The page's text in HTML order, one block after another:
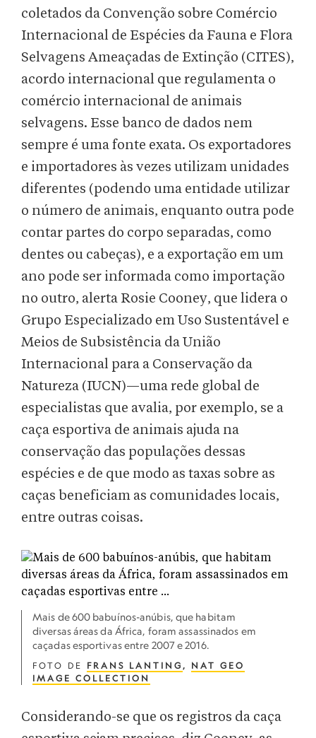
coletados da Convenção sobre Comércio
Internacional de Espécies da Fauna e Flora
Selvagens Ameaçadas de Extinção (CITES),
acordo internacional que regulamenta o
comércio internacional de animais
selvagens. Esse banco de dados nem
sempre é uma fonte exata. Os exportadores
e importadores às vezes utilizam unidades
diferentes (podendo uma entidade utilizar
o número de animais, enquanto outra pode
contar partes do corpo separadas, como
dentes ou cabeças), e a exportação em um
ano pode ser informada como importação
no outro, alerta Rosie Cooney, que lidera o
Grupo Especializado em Uso Sustentável e
Meios de Subsistência da União
Internacional para a Conservação da
Natureza (IUCN)—uma rede global de
especialistas que avalia, por exemplo, se a
caça esportiva de animais ajuda na
conservação das populações dessas
espécies e de que modo as taxas sobre as
caças beneficiam as comunidades locais,
entre outras coisas.
Mais de 600 babuínos-anúbis, que habitam
diversas áreas da África, foram assassinados em
caçadas esportivas entre 2007 e 2016.
FOTO DE FRANS LANTING , NAT GEO
IMAGE COLLECTION
Considerando-se que os registros da caça